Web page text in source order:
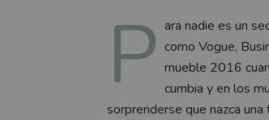
P ara nadie es un
como Vogue,
mueble 2016
cumbia y en los
sorprenderse que nazca